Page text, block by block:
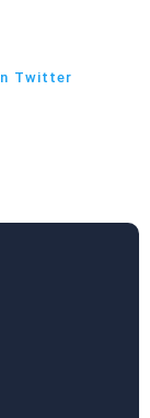
Twitter